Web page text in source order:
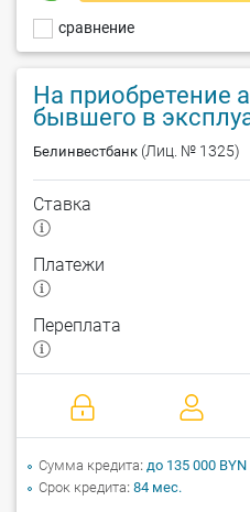
сравнение
На приобретение
бывшего в
Белинвестбанк (Лиц. № 1325)
Ставка
Платежи
Переплата
Сумма кредита до 135 000 BYN
Срок кредита 84 мес.